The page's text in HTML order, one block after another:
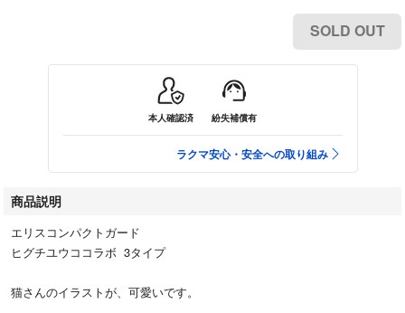
SOLD OUT
本人確認済 紛失補償有
ラクマ安心・安全への取り組み
商品説明
エリスコンパクトガード
ヒグチユウココラボ 3タイプ
猫さんのイラストが、可愛いです。